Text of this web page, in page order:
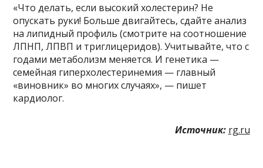
«Что делать, если высокий холестерин? Не
опускать руки! Больше двигайтесь, сдайте анализ
на липидный профиль (смотрите на соотношение
ЛПНП, ЛПВП и триглицеридов). Учитывайте, что с
годами метаболизм меняется. И генетика —
семейная гиперхолестеринемия — главный
«виновник» во многих случаях», — пишет
кардиолог.
Источник: rg.ru